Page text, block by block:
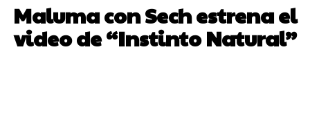
Maluma con Sech estrena el
video de “Instinto Natural”